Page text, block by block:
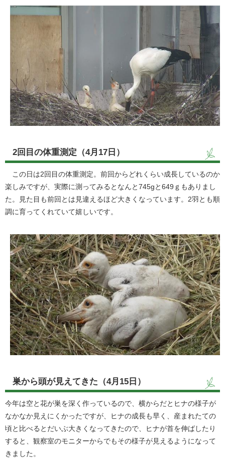
2回目の体重測定（4月17日）
この日は2回目の体重測定。前回からどれくらい成長しているのか
楽しみですが、実際に測ってみるとなんと745gと649ｇもありまし
た。見た目も前回とは見違えるほど大きくなっています。2羽とも順
調に育ってくれていて嬉しいです。
巣から頭が見えてきた（4月15日）
今年は空と花が巣を深く作っているので、横からだとヒナの様子が
なかなか見えにくかったですが、ヒナの成長も早く、産まれたての
頃と比べるとだいぶ大きくなってきたので、ヒナが首を伸ばしたり
すると、観察室のモニターからでもその様子が見えるようになって
きました。